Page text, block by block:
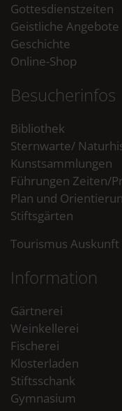
Gottesdienstzeiten
Geistliche Angebote
Geschichte
Online-Shop
Besucherinfos
Bibliothek
Sternwarte/
Kunstsammlungen
Führungen Zeiten/
Plan und
Stiftsgärten
Tourismus
Information
Gärtnerei
Weinkellerei
Fischerei
Klosterladen
Stiftsschank
Gymnasium